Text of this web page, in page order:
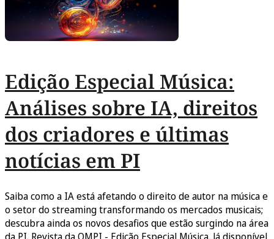
Edição Especial Música:
Análises sobre IA, direitos
dos criadores e últimas
notícias em PI
Saiba como a IA está afetando o direito de autor na música e
o setor do streaming transformando os mercados musicais;
descubra ainda os novos desafios que estão surgindo na área